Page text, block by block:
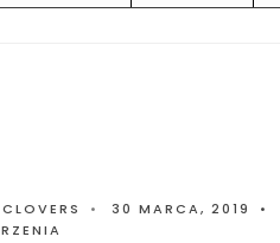
• 30 MARCA, 2019 •